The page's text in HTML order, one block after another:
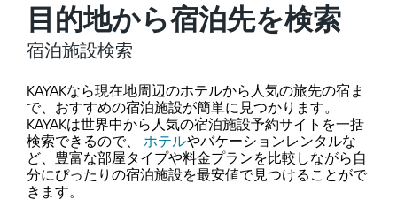
目的地から宿泊先を検索
宿泊施設検索
KAYAKなら現在地周辺のホテルから人気の旅先の宿ま
で、おすすめの宿泊施設が簡単に見つかります。
KAYAKは世界中から人気の宿泊施設予約サイトを一括
検索できるので、 ホテルやバケーションレンタルな
ど、豊富な部屋タイプや料金プランを比較しながら自
分にぴったりの宿泊施設を最安値で見つけることがで
きます。